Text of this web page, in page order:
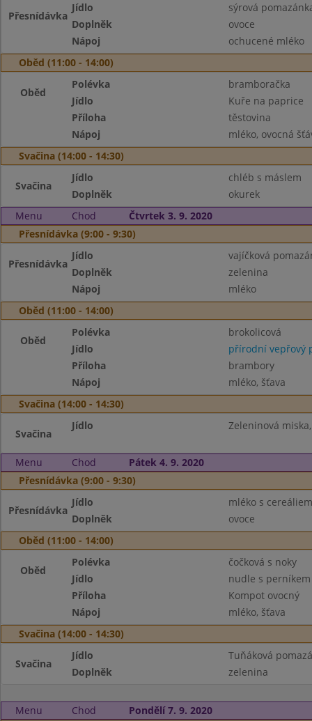
Přesnídávka
Jídlo
sýrová
Doplněk
ovoce
Nápoj
ochucené mléko
Oběd (11:00 - 14:00)
Oběd
Polévka
bramboračka
Jídlo
Kuře na paprice
Příloha
těstovina
Nápoj
mléko, ovocná
Svačina (14:00 - 14:30)
Svačina
Jídlo
chléb s máslem
Doplněk
okurek
Menu
Chod
Čtvrtek 3. 9. 2020
Přesnídávka (9:00 - 9:30)
Přesnídávka
Jídlo
vajíčková
Doplněk
zelenina
Nápoj
mléko
Oběd (11:00 - 14:00)
Oběd
Polévka
brokolicová
Jídlo
přírodní vepřový
Příloha
brambory
Nápoj
mléko, šťava
Svačina (14:00 - 14:30)
Svačina
Jídlo Zeleninová
Menu Chod
Pátek 4. 9. 2020
Přesnídávka (9:00 - 9:30)
Přesnídávka
Jídlo
mléko s
Doplněk
ovoce
Oběd (11:00 - 14:00)
Oběd
Polévka
čočková s noky
Jídlo
nudle s perníkem
Příloha
Kompot ovocný
Nápoj
mléko, šťava
Svačina (14:00 - 14:30)
Svačina
Jídlo
Tuňáková
Doplněk
zelenina
Menu Chod
Pondělí 7. 9. 2020